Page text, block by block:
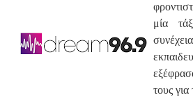
μία
τους